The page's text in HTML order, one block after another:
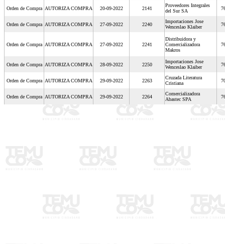
Orden de Compra AUTORIZA COMPRA 20-09-2022 2141
Proveedores Integrales
del Sur SA
Orden de Compra AUTORIZA COMPRA 27-09-2022 2240
Importaciones Jose
Wenceslao Klaiber
Orden de Compra AUTORIZA COMPRA 27-09-2022 2241
Distribuidora y
Comercializadora
Makros
Orden de Compra AUTORIZA COMPRA 28-09-2022 2250
Importaciones Jose
Wenceslao Klaiber
Orden de Compra AUTORIZA COMPRA 29-09-2022 2263
Cruzada Literatura
Cristiana
Orden de Compra AUTORIZA COMPRA 29-09-2022 2264
Comercializadora
Abastec SPA